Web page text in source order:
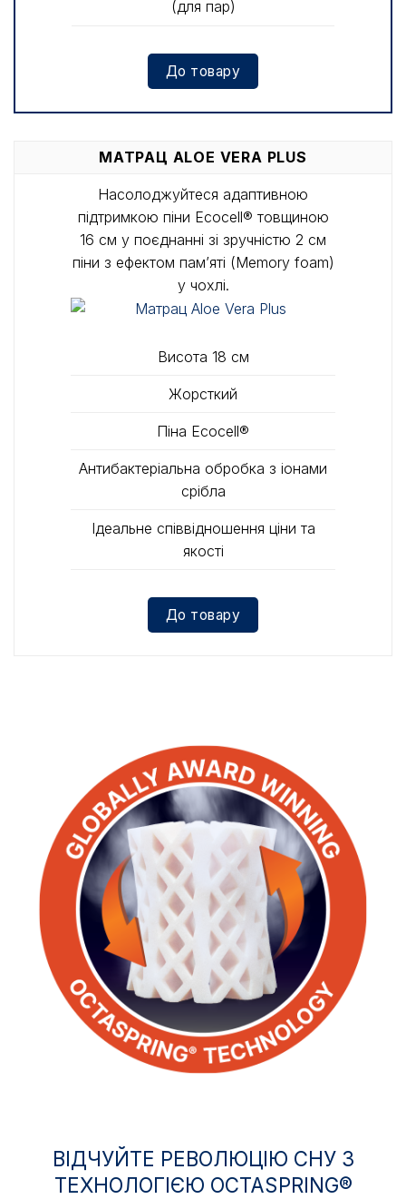
(для пар)
До товару
МАТРАЦ ALOE VERA PLUS
Насолоджуйтеся адаптивною
підтримкою піни Ecocell® товщиною
16 см у поєднанні зі зручністю 2 см
піни з ефектом пам’яті (Memory foam)
у чохлі.
Висота 18 см
Жорсткий
Піна Ecocell®
Антибактеріальна обробка з іонами
срібла
Iдеальне співвідношення ціни та
якості
До товару
ВІДЧУЙТЕ РЕВОЛЮЦІЮ СНУ З
ТЕХНОЛОГІЄЮ OCTASPRING®